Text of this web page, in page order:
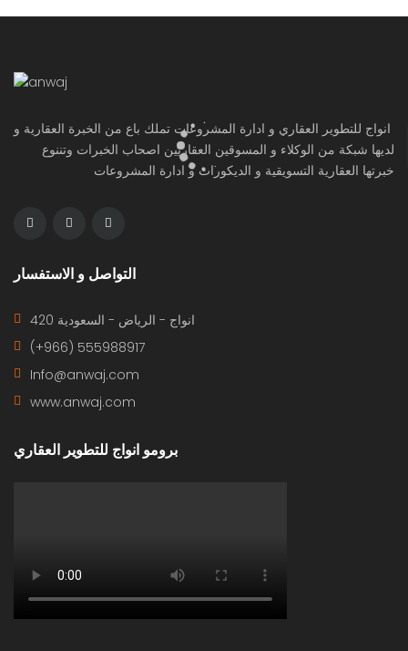
انواج للتطوير العقاري و ادارة المشروعات تملك باع من الخبرة العقارية و
لديها شبكة من الوكلاء و المسوقين العقاريين اصحاب الخبرات وتننوع
خبرتها العقارية التسويقية و الديكورات و ادارة المشروعات
التواصل و الاستفسار
420 انواج - الرياض - السعودية
(+966) 555988917
Info@anwaj.com
www.anwaj.com
برومو انواج للتطوير العقاري